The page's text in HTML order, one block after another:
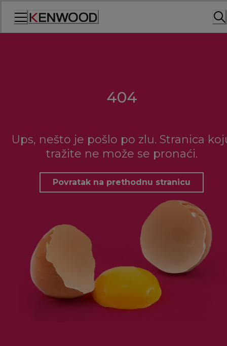
404
Ups, nešto je pošlo po zlu. Stranica
tražite ne može se pronaći.
Povratak na prethodnu stranicu